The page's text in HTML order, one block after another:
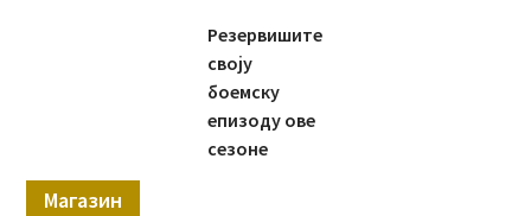
Резервишите
своју
боемску
епизоду ове
сезоне
Магазин